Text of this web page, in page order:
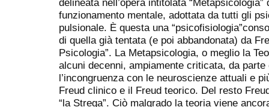
funzionamento mentale, adottata da tutti gli
pulsionale. È questa una
di quella già tentata (e poi abbandonata) da
Psicologia”. La Metapsicologia, o meglio la
alcuni decenni, ampiamente criticata, da
l’incongruenza con le neuroscienze attuali e
Freud clinico e il Freud teorico. Del resto
“la Strega”. Ciò malgrado la teoria viene